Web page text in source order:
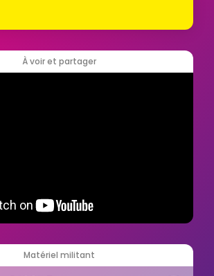
À voir et partager
Matériel militant